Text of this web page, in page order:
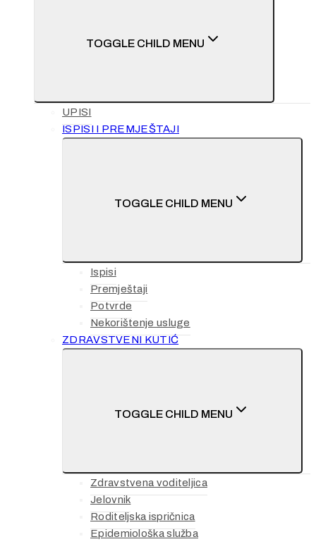
TOGGLE CHILD MENU
UPISI
ISPISI I PREMJEŠTAJI
TOGGLE CHILD MENU
Ispisi
Premještaji
Potvrde
Nekorištenje usluge
ZDRAVSTVENI KUTIĆ
TOGGLE CHILD MENU
Zdravstvena voditeljica
Jelovnik
Roditeljska ispričnica
Epidemiološka služba